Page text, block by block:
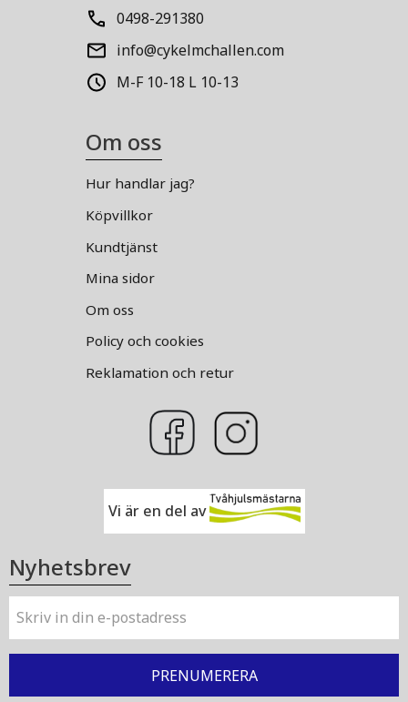
0498-291380
info@cykelmchallen.com
M-F 10-18 L 10-13
Om oss
Hur handlar jag?
Köpvillkor
Kundtjänst
Mina sidor
Om oss
Policy och cookies
Reklamation och retur
Vi är en del av
Nyhetsbrev
PRENUMERERA